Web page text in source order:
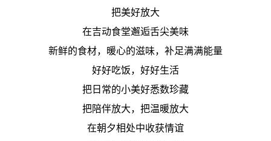
把美好放大
在吉动食堂邂逅舌尖美味
新鲜的食材，暖心的滋味，补足满满能量
好好吃饭，好好生活
把日常的小美好悉数珍藏
把陪伴放大，把温暖放大
在朝夕相处中收获情谊